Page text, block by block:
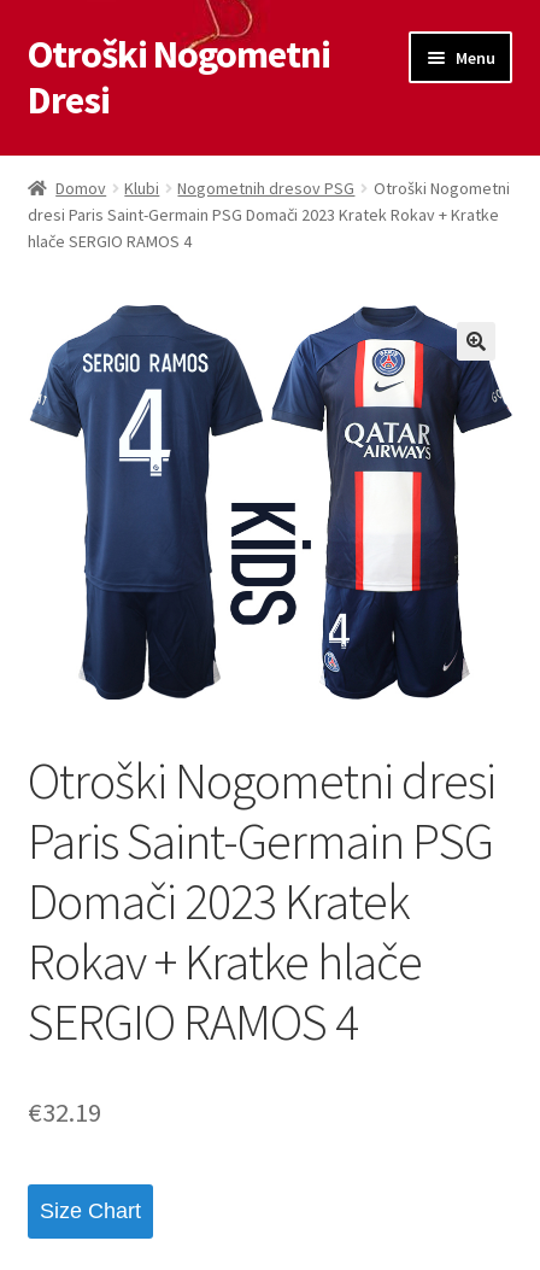
Skip
to
navigation
Skip
to
content
Otroški Nogometni
Dresi
Menu
Domov
Blog
Košarica
Moj račun
Trgovina
Zaključek nakupa
Domov Klubi Nogometnih dresov PSG
Otroški Nogometni
dresi Paris Saint-Germain PSG Domači 2023 Kratek Rokav + Kratke
hlače SERGIO RAMOS 4
Otroški Nogometni dresi
Paris Saint-Germain PSG
Domači 2023 Kratek
Rokav + Kratke hlače
SERGIO RAMOS 4
€32.19
Size Chart